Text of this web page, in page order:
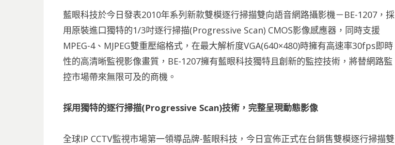
藍眼科技於今日發表2010年系列新款雙模逐行掃描雙向語音網路攝影機－BE-1207，採
用原裝進口獨特的1/3吋逐行掃描(Progressive Scan) CMOS影像感應器，同時支援
MPEG-4、MJPEG雙重壓縮格式，在最大解析度VGA(640×480)時擁有高速率30fps即時
性的高清晰監視影像畫質，BE-1207擁有藍眼科技獨特且創新的監控技術，將替網路監
控市場帶來無限可及的商機。
採用獨特的逐行掃描(Progressive Scan)技術，完整呈現動態影像
全球IP CCTV監視市場第一領導品牌-藍眼科技，今日宣佈正式在台銷售雙模逐行掃描雙